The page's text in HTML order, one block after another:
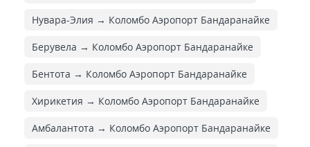
Нувара-Элия → Коломбо Аэропорт Бандаранайке
Берувела → Коломбо Аэропорт Бандаранайке
Бентота → Коломбо Аэропорт Бандаранайке
Хирикетия → Коломбо Аэропорт Бандаранайке
Амбалантота → Коломбо Аэропорт Бандаранайке